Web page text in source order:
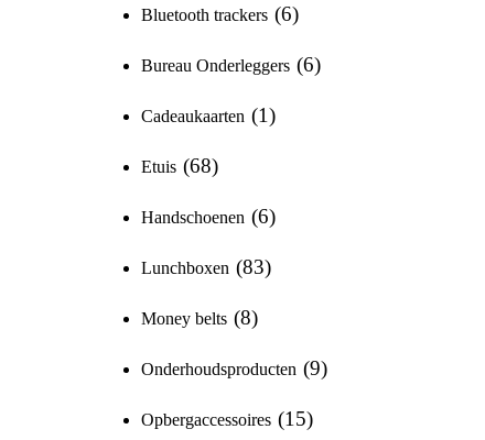
Bluetooth trackers 6
Bureau Onderleggers 6
Cadeaukaarten 1
Etuis 68
Handschoenen 6
Lunchboxen 83
Money belts 8
Onderhoudsproducten 9
Opbergaccessoires 15